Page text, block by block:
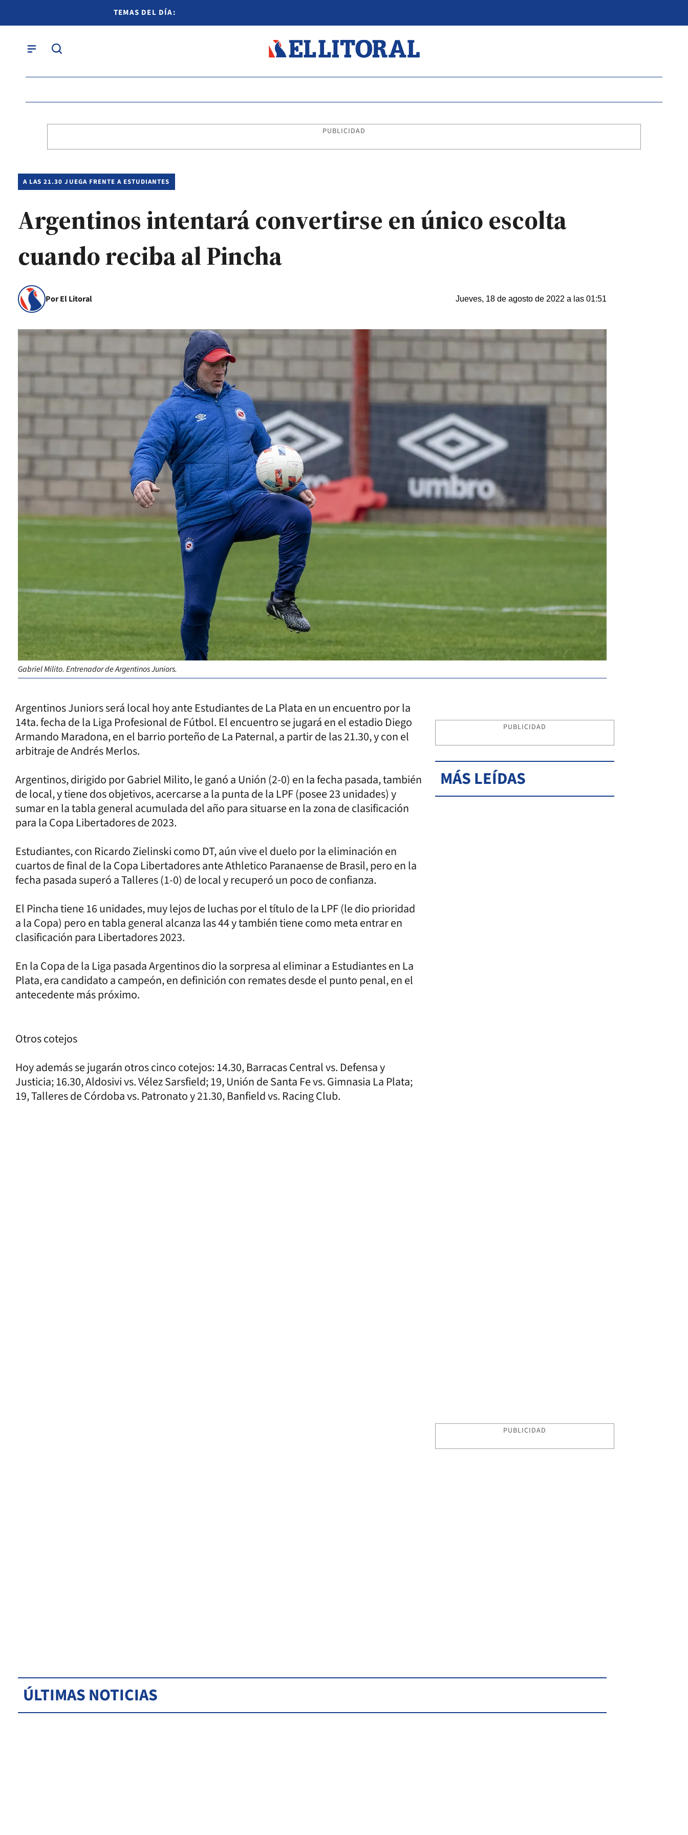
TEMAS DEL DÍA:
PUBLICIDAD
A LAS 21.30 JUEGA FRENTE A ESTUDIANTES
Argentinos intentará convertirse en único escolta
cuando reciba al Pincha
Por El Litoral Jueves, 18 de agosto de 2022 a las 01:51
Gabriel Milito. Entrenador de Argentinos Juniors.
Argentinos Juniors será local hoy ante Estudiantes de La Plata en un encuentro por la
14ta. fecha de la Liga Profesional de Fútbol. El encuentro se jugará en el estadio Diego
Armando Maradona, en el barrio porteño de La Paternal, a partir de las 21.30, y con el
arbitraje de Andrés Merlos.
Argentinos, dirigido por Gabriel Milito, le ganó a Unión (2-0) en la fecha pasada, también
de local, y tiene dos objetivos, acercarse a la punta de la LPF (posee 23 unidades) y
sumar en la tabla general acumulada del año para situarse en la zona de clasificación
para la Copa Libertadores de 2023.
Estudiantes, con Ricardo Zielinski como DT, aún vive el duelo por la eliminación en
cuartos de final de la Copa Libertadores ante Athletico Paranaense de Brasil, pero en la
fecha pasada superó a Talleres (1-0) de local y recuperó un poco de confianza.
El Pincha tiene 16 unidades, muy lejos de luchas por el título de la LPF (le dio prioridad
a la Copa) pero en tabla general alcanza las 44 y también tiene como meta entrar en
clasificación para Libertadores 2023.
En la Copa de la Liga pasada Argentinos dio la sorpresa al eliminar a Estudiantes en La
Plata, era candidato a campeón, en definición con remates desde el punto penal, en el
antecedente más próximo.
Otros cotejos
Hoy además se jugarán otros cinco cotejos: 14.30, Barracas Central vs. Defensa y
Justicia; 16.30, Aldosivi vs. Vélez Sarsfield; 19, Unión de Santa Fe vs. Gimnasia La Plata;
19, Talleres de Córdoba vs. Patronato y 21.30, Banfield vs. Racing Club.
PUBLICIDAD
MÁS LEÍDAS
PUBLICIDAD
ÚLTIMAS NOTICIAS